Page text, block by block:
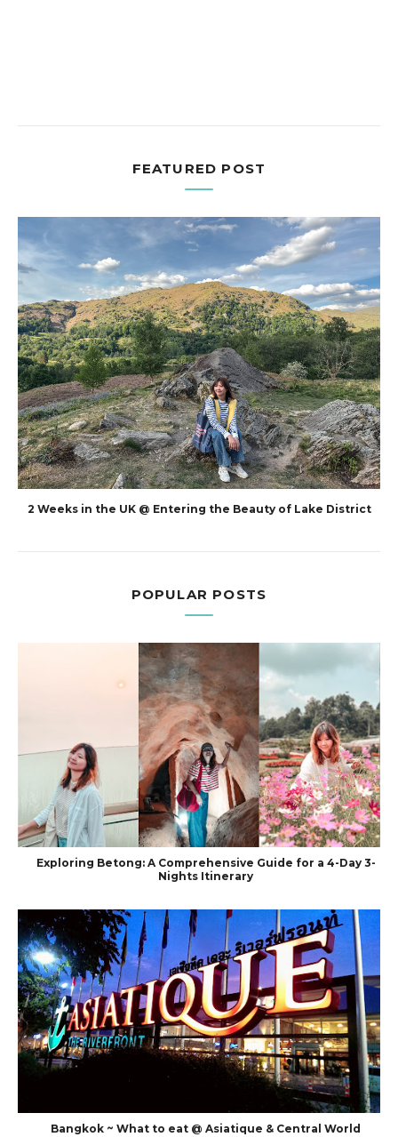
FEATURED POST
2 Weeks in the UK @ Entering the Beauty of Lake District
POPULAR POSTS
Exploring Betong: A Comprehensive Guide for a 4-Day 3-
Nights Itinerary
Bangkok ~ What to eat @ Asiatique & Central World